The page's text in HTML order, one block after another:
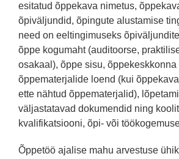
esitatud õppekava nimetus,
õpiväljundid, õpingute alustamise
need on eeltingimuseks
õppe kogumaht (auditoorse,
osakaal), õppe sisu, õppekeskkonna
õppematerjalide loend (kui
ette nähtud õppematerjalid),
väljastatavad dokumendid ning
kvalifikatsiooni, õpi- või
Õppetöö ajalise mahu arvestuse